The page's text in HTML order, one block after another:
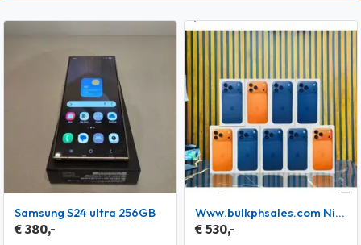
Samsung S24 ultra 256GB
€ 380,-
www.bulkphsales.com Nieuwe Apple iPhone 17 Pro Max, iPhone17
€ 530,-